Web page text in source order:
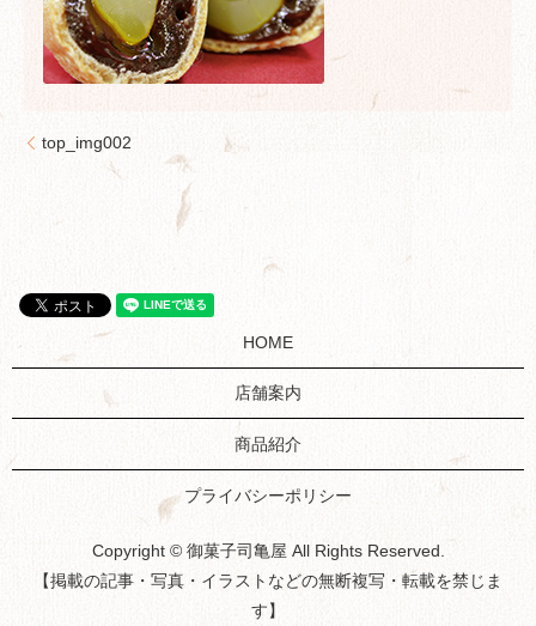
top_img002
HOME
店舗案内
商品紹介
プライバシーポリシー
Copyright © 御菓子司亀屋 All Rights Reserved.
【掲載の記事・写真・イラストなどの無断複写・転載を禁じま
す】